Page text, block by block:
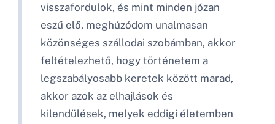
visszafordulok, és mint minden józan
eszű elő, meghúzódom unalmasan
közönséges szállodai szobámban, akkor
feltételezhető, hogy történetem a
legszabályosabb keretek között marad,
akkor azok az elhajlások és
kilendülések, melyek eddigi életemben